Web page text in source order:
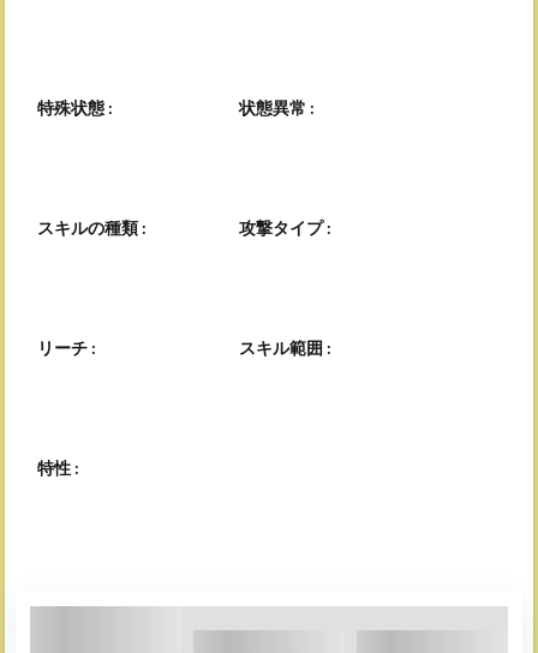
特殊状態 : 状態異常 :
スキルの種類 : 攻撃タイプ :
リーチ : スキル範囲 :
特性 :